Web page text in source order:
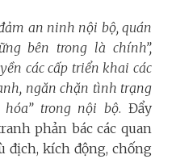
an ninh nội bộ, quán
bên trong là chính”,
các cấp triển khai các
ngăn chặn tình trạng
hóa” trong nội bộ. Đẩy
phản bác các quan
địch, kích động, chống